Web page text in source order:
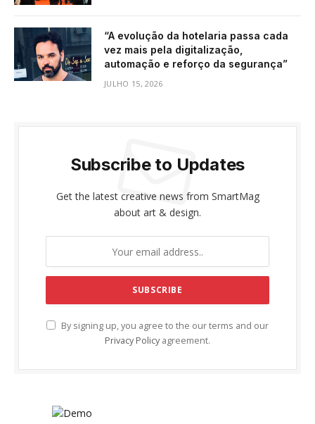
“A evolução da hotelaria passa cada
vez mais pela digitalização,
automação e reforço da segurança”
JULHO 15, 2026
Subscribe to Updates
Get the latest creative news from SmartMag
about art & design.
By signing up, you agree to the our terms and our
Privacy Policy agreement.